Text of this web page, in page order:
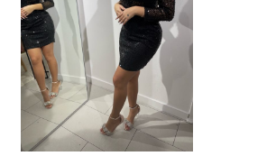
variations.
Les
options
peuvent
choisies
sur
la